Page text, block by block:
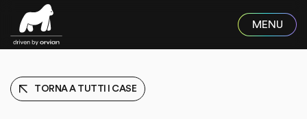
Skip to main content
TORNA A TUTTI I CASE